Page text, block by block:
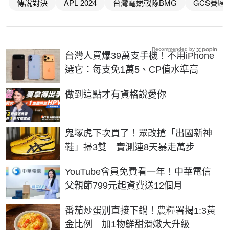
傳說對決 APL 2024 台灣電競戰隊BMG GCS賽區
台灣人買爆39萬支手機！不用iPhone
選它：每支免1萬5、CP值水準高
做到這點才有資格說愛你
PR
鬼塚虎下次買了！眾改搶「出國新神
鞋」掃3雙 實測連8天暴走萬步
YouTube會員免費看一年！中華電信
父親節799元起資費送12個月
番茄炒蛋別直接下鍋！農糧署揭1:3黃
金比例 加1物鮮甜滑嫩大升級
Recommended by